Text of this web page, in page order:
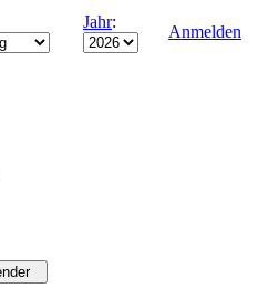
Jahr:
Anmelden